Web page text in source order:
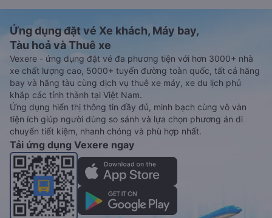
Ứng dụng đặt vé Xe khách, Máy bay,
Tàu hoả và Thuê xe
Vexere - ứng dụng đặt vé đa phương tiện với hơn 3000+ nhà
xe chất lượng cao, 5000+ tuyến đường toàn quốc, tất cả hãng
bay và hãng tàu cùng dịch vụ thuê xe máy, xe du lịch phủ
khắp các tỉnh thành tại Việt Nam.
Ứng dụng hiển thị thông tin đầy đủ, minh bạch cùng vô vàn
tiện ích giúp người dùng so sánh và lựa chọn phương án di
chuyển tiết kiệm, nhanh chóng và phù hợp nhất.
Tải ứng dụng Vexere ngay